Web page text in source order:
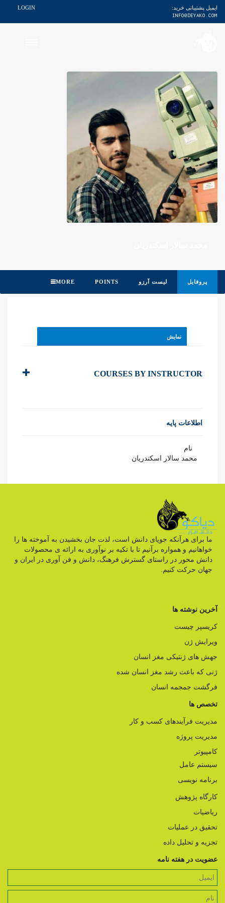
ایمیل پشتیبانی خرید:
INFO@DEYAKO.COM
LOGIN
پروفایل لیست آرزو POINTS
MORE
نمایش
COURSES BY INSTRUCTOR
اطلاعات پایه
نام
محمد سالار اسکندریان
ما برای هرآنکه جویای دانش است، لذت جان بخشیدن به آموخته ها را
خواهانیم و همواره برآنیم تا با تکیه بر نوآوری به ارائه ی محصولات
دانش محور در راستای گسترش فرهنگ، دانش و فن آوری در ایران و
جهان حرکت کنیم.
آخرین نوشته ها
کریسپر چیست
ویرایش ژن
جهش های ژنتیکی مغز انسان
ژنی که باعث رشد مغز انسان شده
فرگشت جمجمه انسان
تخصص ها
مدیریت فرآیندهای کسب و کار
مدیریت پروژه
کامپیوتر
سیستم عامل
برنامه نویسی
کارگاه پژوهش
ریاضیات
تحقیق در عملیات
تجزیه و تحلیل داده
عضویت در هفته نامه